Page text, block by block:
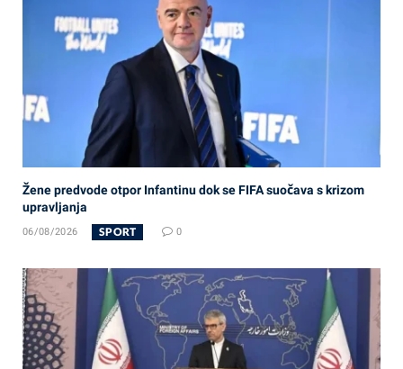
Žene predvode otpor Infantinu dok se FIFA suočava s krizom
upravljanja
06/08/2026 SPORT 0